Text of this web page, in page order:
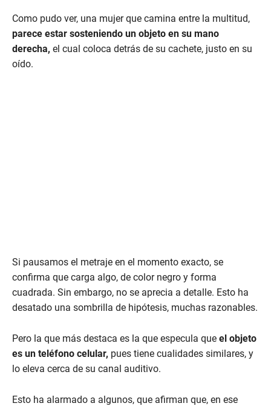
Como pudo ver, una mujer que camina entre la multitud,
parece estar sosteniendo un objeto en su mano
derecha, el cual coloca detrás de su cachete, justo en su
oído.
Si pausamos el metraje en el momento exacto, se
confirma que carga algo, de color negro y forma
cuadrada. Sin embargo, no se aprecia a detalle. Esto ha
desatado una sombrilla de hipótesis, muchas razonables.
Pero la que más destaca es la que especula que el objeto
es un teléfono celular, pues tiene cualidades similares, y
lo eleva cerca de su canal auditivo.
Esto ha alarmado a algunos, que afirman que, en ese